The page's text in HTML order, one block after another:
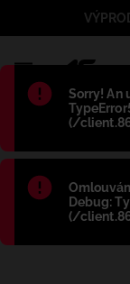
Błąd:
Sorry! An
(/
Błąd:
Debug:
(/